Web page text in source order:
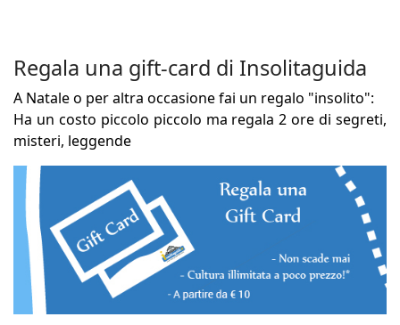
Regala una gift-card di Insolitaguida
A Natale o per altra occasione fai un regalo "insolito":
Ha un costo piccolo piccolo ma regala 2 ore di segreti,
misteri, leggende